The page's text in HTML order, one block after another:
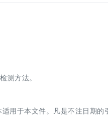
测方法。
用于本文件。凡是不注日期的